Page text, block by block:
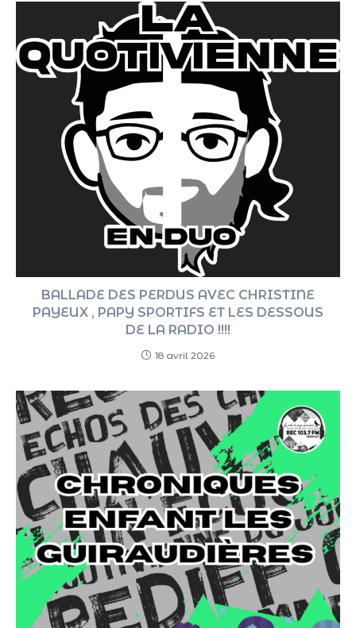
BALLADE DES PERDUS AVEC CHRISTINE
PAYEUX , PAPY SPORTIFS ET LES DESSOUS
DE LA RADIO !!!!
18 avril 2026